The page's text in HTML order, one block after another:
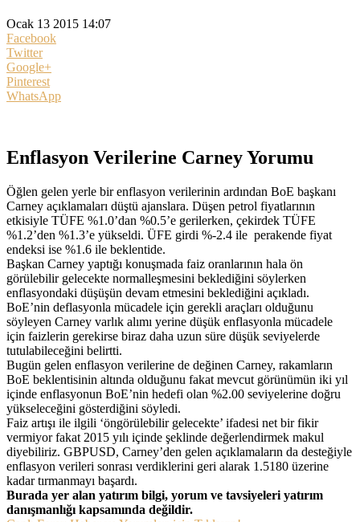
Ocak 13 2015 14:07
Facebook
Twitter
Google+
Pinterest
WhatsApp
Enflasyon Verilerine Carney Yorumu
Öğlen gelen yerle bir enflasyon verilerinin ardından BoE başkanı
Carney açıklamaları düştü ajanslara. Düşen petrol fiyatlarının
etkisiyle TÜFE %1.0’dan %0.5’e gerilerken, çekirdek TÜFE
%1.2’den %1.3’e yükseldi. ÜFE girdi %-2.4 ile perakende fiyat
endeksi ise %1.6 ile beklentide.
Başkan Carney yaptığı konuşmada faiz oranlarının hala ön
görülebilir gelecekte normalleşmesini beklediğini söylerken
enflasyondaki düşüşün devam etmesini beklediğini açıkladı.
BoE’nin deflasyonla mücadele için gerekli araçları olduğunu
söyleyen Carney varlık alımı yerine düşük enflasyonla mücadele
için faizlerin gerekirse biraz daha uzun süre düşük seviyelerde
tutulabileceğini belirtti.
Bugün gelen enflasyon verilerine de değinen Carney, rakamların
BoE beklentisinin altında olduğunu fakat mevcut görünümün iki yıl
içinde enflasyonun BoE’nin hedefi olan %2.00 seviyelerine doğru
yükseleceğini gösterdiğini söyledi.
Faiz artışı ile ilgili ‘öngörülebilir gelecekte’ ifadesi net bir fikir
vermiyor fakat 2015 yılı içinde şeklinde değerlendirmek makul
diyebiliriz. GBPUSD, Carney’den gelen açıklamaların da desteğiyle
enflasyon verileri sonrası verdiklerini geri alarak 1.5180 üzerine
kadar tırmanmayı başardı.
Burada yer alan yatırım bilgi, yorum ve tavsiyeleri yatırım
danışmanlığı kapsamında değildir.